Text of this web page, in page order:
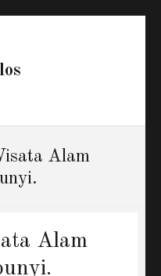
Alam
Alam